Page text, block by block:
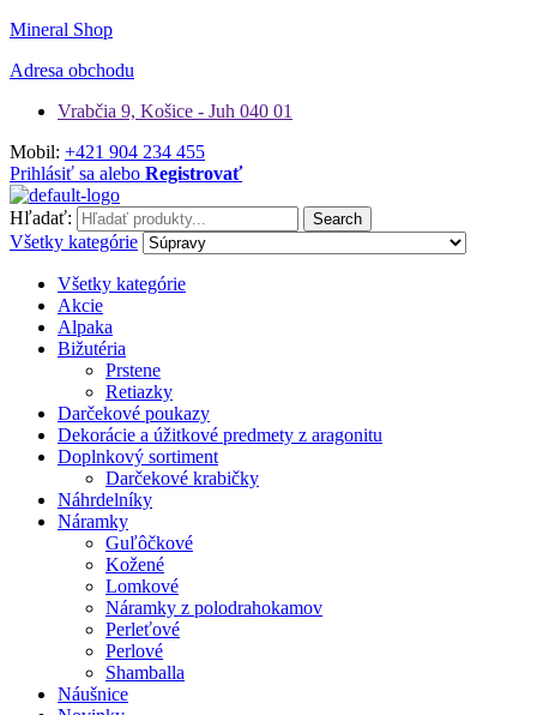
Mineral Shop
Adresa obchodu
Vrabčia 9, Košice - Juh 040 01
Mobil: +421 904 234 455
Prihlásiť sa alebo Registrovať
Hľadať: Search
Všetky kategórie
Všetky kategórie
Akcie
Alpaka
Bižutéria
Prstene
Retiazky
Darčekové poukazy
Dekorácie a úžitkové predmety z aragonitu
Doplnkový sortiment
Darčekové krabičky
Náhrdelníky
Náramky
Guľôčkové
Kožené
Lomkové
Náramky z polodrahokamov
Perleťové
Perlové
Shamballa
Náušnice